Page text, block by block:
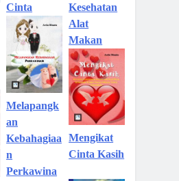
Cinta
Melapangk
an
Kebahagiaa
n
Perkawina
Kesehatan
Alat
Makan
Mengikat
Cinta Kasih